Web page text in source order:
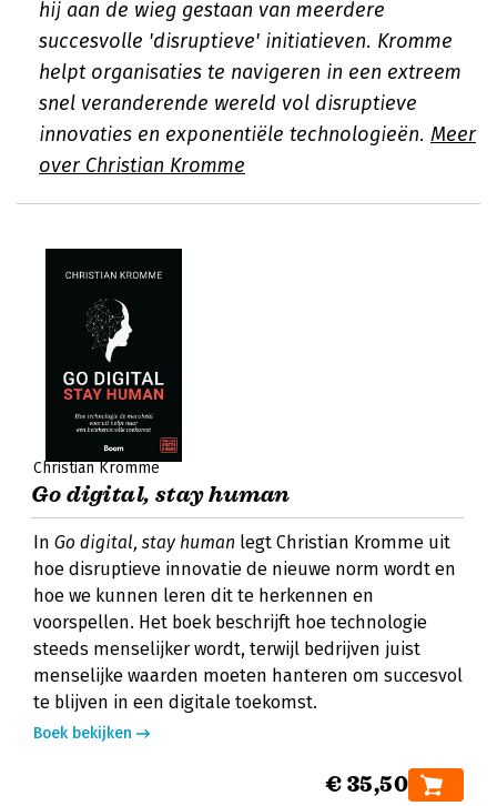
hij aan de wieg gestaan van meerdere
succesvolle 'disruptieve' initiatieven. Kromme
helpt organisaties te navigeren in een extreem
snel veranderende wereld vol disruptieve
innovaties en exponentiële technologieën. Meer
over Christian Kromme
Christian Kromme
Go digital, stay human
In Go digital, stay human legt Christian Kromme uit
hoe disruptieve innovatie de nieuwe norm wordt en
hoe we kunnen leren dit te herkennen en
voorspellen. Het boek beschrijft hoe technologie
steeds menselijker wordt, terwijl bedrijven juist
menselijke waarden moeten hanteren om succesvol
te blijven in een digitale toekomst.
Boek bekijken
€ 35,50